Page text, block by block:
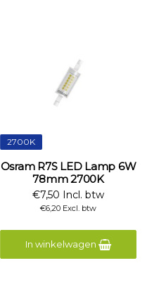
2700K
Osram R7S LED Lamp 6W
78mm 2700K
€7,50 Incl. btw
€6,20 Excl. btw
In winkelwagen